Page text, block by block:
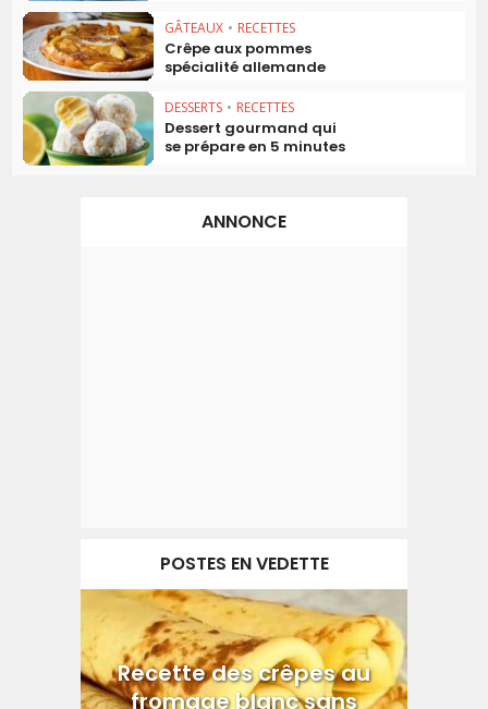
GÂTEAUX • RECETTES
Crêpe aux pommes
spécialité allemande
DESSERTS • RECETTES
Dessert gourmand qui
se prépare en 5 minutes
ANNONCE
POSTES EN VEDETTE
Recette des crêpes au
fromage blanc sans